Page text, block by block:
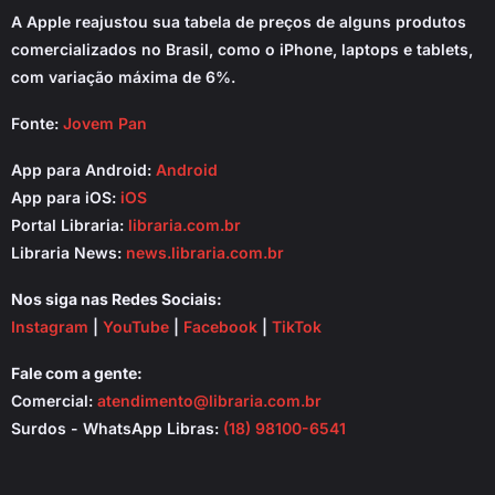
A Apple reajustou sua tabela de preços de alguns produtos
comercializados no Brasil, como o iPhone, laptops e tablets,
com variação máxima de 6%.
Fonte: Jovem Pan
App para Android: Android
App para iOS: iOS
Portal Libraria: libraria.com.br
Libraria News: news.libraria.com.br
Nos siga nas Redes Sociais:
Instagram
YouTube Facebook TikTok
Fale com a gente:
Comercial: atendimento@libraria.com.br
Surdos - WhatsApp Libras: (18) 98100-6541